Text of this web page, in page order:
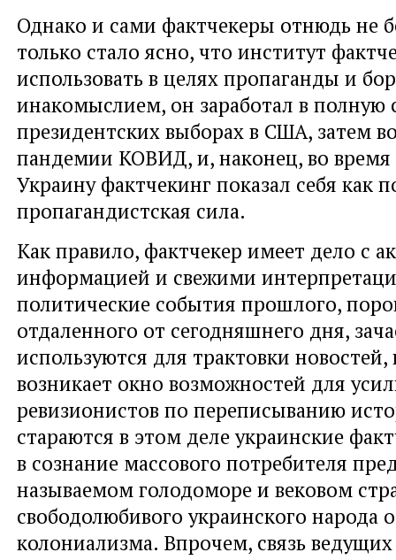
Однако и сами фактчекеры отнюдь не
только стало ясно, что институт
использовать в целях пропаганды и
инакомыслием, он заработал в полную
президентских выборах в США, затем
пандемии КОВИД, и, наконец, во время
Украину фактчекинг показал себя как
пропагандистская сила.
Как правило, фактчекер имеет дело с
информацией и свежими
политические события прошлого,
отдаленного от сегодняшнего дня,
используются для трактовки новостей,
возникает окно возможностей для
ревизионистов по переписыванию
стараются в этом деле украинские
в сознание массового потребителя
называемом голодоморе и вековом
свободолюбивого украинского народа
колониализма. Впрочем, связь